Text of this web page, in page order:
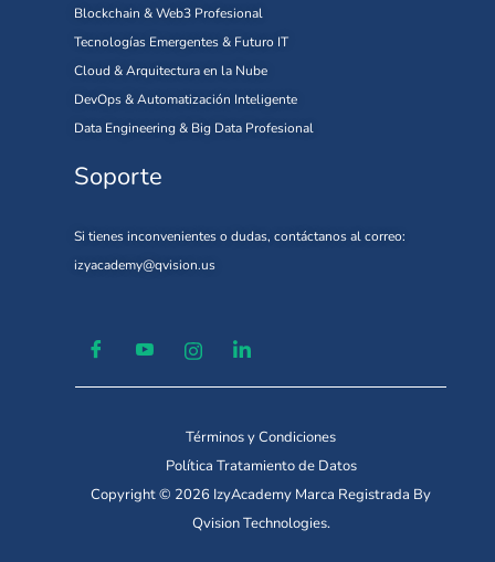
Blockchain & Web3 Profesional
Tecnologías Emergentes & Futuro IT
Cloud & Arquitectura en la Nube
DevOps & Automatización Inteligente
Data Engineering & Big Data Profesional
Soporte
Si tienes inconvenientes o dudas, contáctanos al correo:
izyacademy@qvision.us
Términos y Condiciones
Política Tratamiento de Datos
Copyright © 2026 IzyAcademy Marca Registrada By
Qvision Technologies.